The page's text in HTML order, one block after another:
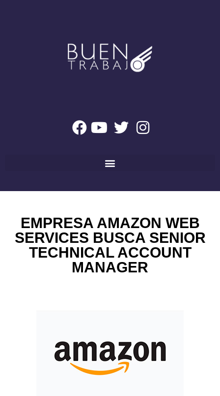
EMPRESA AMAZON WEB
SERVICES BUSCA SENIOR
TECHNICAL ACCOUNT
MANAGER